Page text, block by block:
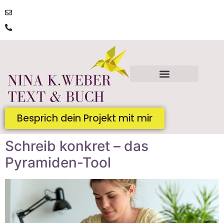
Besprich dein Projekt mit mir
Schreib konkret – das
Pyramiden-Tool